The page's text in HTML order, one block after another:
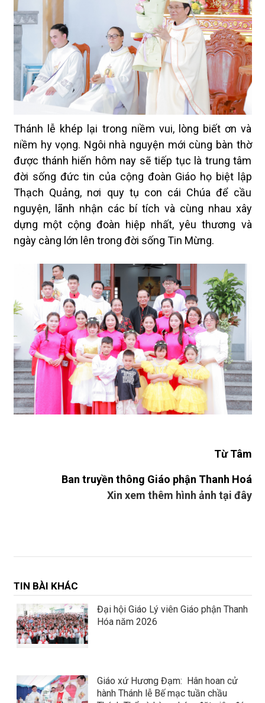
Thánh lễ khép lại trong niềm vui, lòng biết ơn và
niềm hy vọng. Ngôi nhà nguyện mới cùng bàn thờ
được thánh hiến hôm nay sẽ tiếp tục là trung tâm
đời sống đức tin của cộng đoàn Giáo họ biệt lập
Thạch Quảng, nơi quy tụ con cái Chúa để cầu
nguyện, lãnh nhận các bí tích và cùng nhau xây
dựng một cộng đoàn hiệp nhất, yêu thương và
ngày càng lớn lên trong đời sống Tin Mừng.
Từ Tâm
Ban truyền thông Giáo phận Thanh Hoá
Xin xem thêm hình ảnh tại đây
TIN BÀI KHÁC
Đại hội Giáo Lý viên Giáo phận Thanh
Hóa năm 2026
Giáo xứ Hương Đạm: Hân hoan cử
hành Thánh lễ Bế mạc tuần chầu